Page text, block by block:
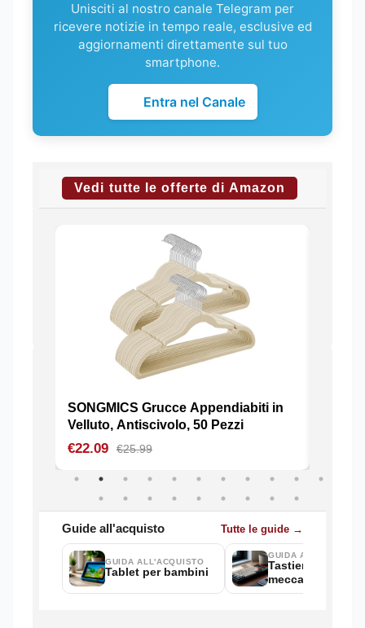
Unisciti al nostro canale Telegram per
ricevere notizie in tempo reale, esclusive ed
aggiornamenti direttamente sul tuo
smartphone.
Entra nel Canale